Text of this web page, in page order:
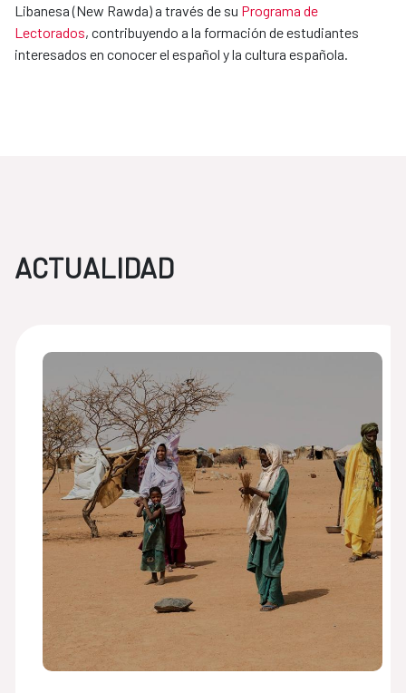
Libanesa (New Rawda) a través de su Programa de
Lectorados, contribuyendo a la formación de estudiantes
interesados en conocer el español y la cultura española.
ACTUALIDAD